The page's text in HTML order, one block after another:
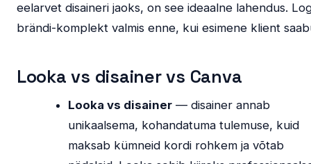
eelarvet disaineri jaoks, on see ideaalne lahendus.
brändi-komplekt valmis enne, kui esimene klient
Looka vs disainer vs Canva
Looka vs disainer — disainer annab
unikaalsema, kohandatuma tulemuse, kuid
maksab kümneid kordi rohkem ja võtab